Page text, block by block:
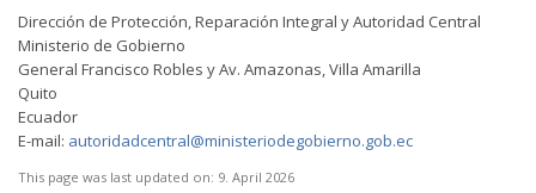
Dirección de Protección, Reparación Integral y Autoridad Central
Ministerio de Gobierno
General Francisco Robles y Av. Amazonas, Villa Amarilla
Quito
Ecuador
E-mail: autoridadcentral@ministeriodegobierno.gob.ec
This page was last updated on: 9. April 2026